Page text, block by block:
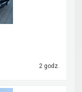
2 godz.